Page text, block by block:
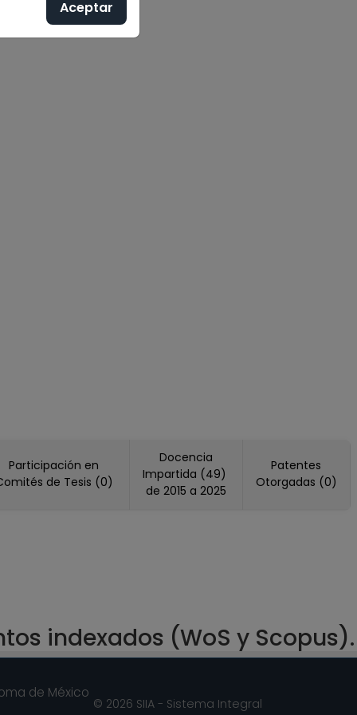
Participación en
de Tesis (0)
Docencia
Impartida (49)
de 2015 a 2025
Patentes
Otorgadas (0)
indexados (WoS y Scopus).
de México
© 2026 SIIA - Sistema Integral
Aceptar